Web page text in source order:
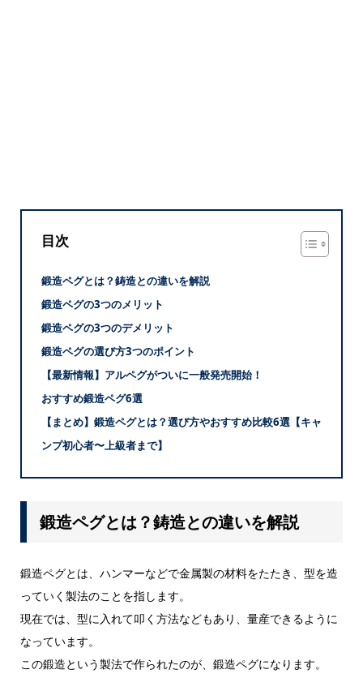
目次
鍛造ペグとは？鋳造との違いを解説
鍛造ペグの3つのメリット
鍛造ペグの3つのデメリット
鍛造ペグの選び方3つのポイント
【最新情報】アルペグがついに一般発売開始！
おすすめ鍛造ペグ6選
【まとめ】鍛造ペグとは？選び方やおすすめ比較6選【キャ
ンプ初心者〜上級者まで】
鍛造ペグとは？鋳造との違いを解説
鍛造ペグとは、ハンマーなどで金属製の材料をたたき、型を造
っていく製法のことを指します。
現在では、型に入れて叩く方法などもあり、量産できるように
なっています。
この鍛造という製法で作られたのが、 鍛造ペグになります。